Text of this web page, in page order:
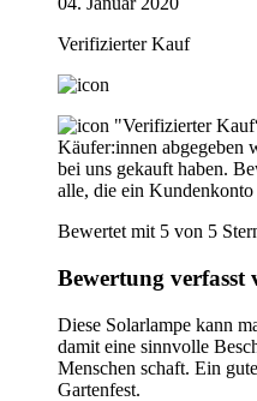
Verifizierter Kauf
"Verifizierter
Käufer:innen abgegeben
bei uns gekauft haben.
alle, die ein Kundenkonto
Bewertet mit 5 von 5
Bewertung
Diese Solarlampe kann
damit eine sinnvolle
Menschen schaft. Ein
Gartenfest.